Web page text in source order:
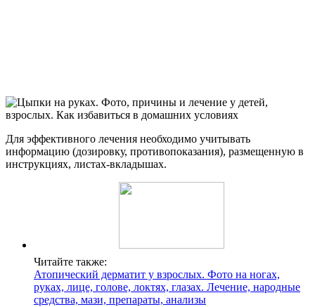
Для эффективного лечения необходимо учитывать
информацию (дозировку, противопоказания), размещенную в
инструкциях, листах-вкладышах.
Читайте также:
Атопический дерматит у взрослых. Фото на ногах,
руках, лице, голове, локтях, глазах. Лечение, народные
средства, мази, препараты, анализы